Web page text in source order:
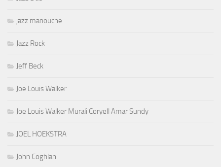
jazz manouche
Jazz Rock
Jeff Beck
Joe Louis Walker
Joe Louis Walker Murali Coryell Amar Sundy
JOEL HOEKSTRA
John Coghlan